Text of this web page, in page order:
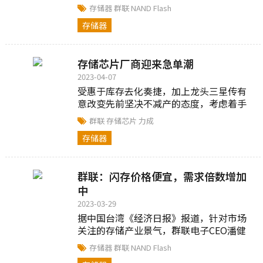
年同期减少62....
存储器群联 NAND Flash
存储器
存储芯片厂商迎来急单潮
2023-04-07
受惠于库存去化奏捷，加上龙头三星传有
意改变先前坚决不减产的态度，考虑着手
减产，内存业急单涌现，两大指标厂力
成、群联率先甩...
群联 存储芯片力成
存储器
群联：闪存价格便宜，需求倍数增加
中
2023-03-29
据中国台湾《经济日报》报道，针对市场
关注的存储产业景气，群联电子CEO潘健
成于3月28日表示，今年IC设计很辛苦，不
过在原厂赔本...
存储器群联 NAND Flash